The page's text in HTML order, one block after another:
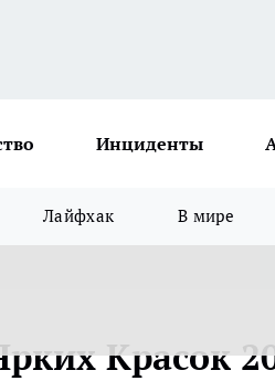
Инциденты
Лайфхак В мире
Красок